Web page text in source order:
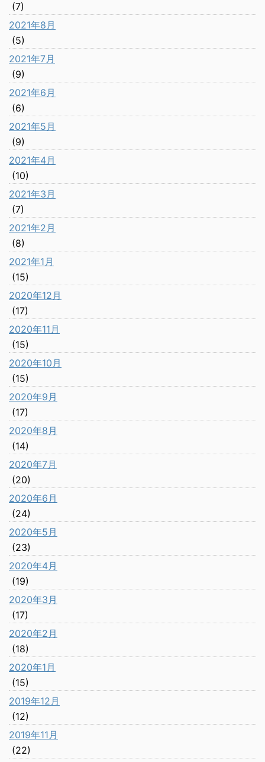
(7)
2021年8月
(5)
2021年7月
(9)
2021年6月
(6)
2021年5月
(9)
2021年4月
(10)
2021年3月
(7)
2021年2月
(8)
2021年1月
(15)
2020年12月
(17)
2020年11月
(15)
2020年10月
(15)
2020年9月
(17)
2020年8月
(14)
2020年7月
(20)
2020年6月
(24)
2020年5月
(23)
2020年4月
(19)
2020年3月
(17)
2020年2月
(18)
2020年1月
(15)
2019年12月
(12)
2019年11月
(22)